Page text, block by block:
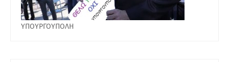
ΥΠΟΥΡΓΟΥΠΟΛΗ